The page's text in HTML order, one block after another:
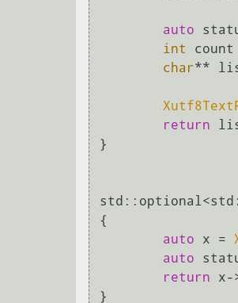
auto
int
char**
return
}
{
auto x =
auto
return x-
}